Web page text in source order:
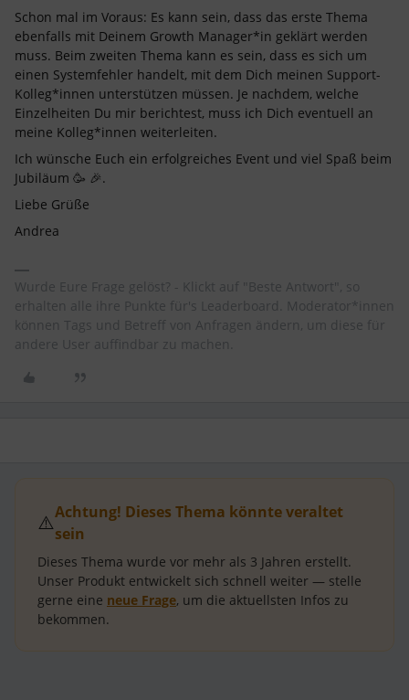
Schon mal im Voraus: Es kann sein, dass das erste Thema
ebenfalls mit Deinem Growth Manager*in geklärt werden
muss. Beim zweiten Thema kann es sein, dass es sich um
einen Systemfehler handelt, mit dem Dich meinen Support-
Kolleg*innen unterstützen müssen. Je nachdem, welche
Einzelheiten Du mir berichtest, muss ich Dich eventuell an
meine Kolleg*innen weiterleiten.
Ich wünsche Euch ein erfolgreiches Event und viel Spaß beim
Jubiläum 🥳 🎉.
Liebe Grüße
Andrea
Wurde Eure Frage gelöst? - Klickt auf "Beste Antwort", so
erhalten alle ihre Punkte für's Leaderboard. Moderator*innen
können Tags und Betreff von Anfragen ändern, um diese für
andere User auffindbar zu machen.
⚠️Achtung! Dieses Thema könnte veraltet
sein
Dieses Thema wurde vor mehr als 3 Jahren erstellt.
Unser Produkt entwickelt sich schnell weiter — stelle
gerne eine neue Frage, um die aktuellsten Infos zu
bekommen.